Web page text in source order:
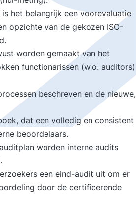
het belangrijk een voorevaluatie
opzichte van de gekozen ISO-
worden gemaakt van het
functionarissen (w.o. auditors)
beschreven en de nieuwe,
dat een volledig en consistent
beoordelaars.
worden interne audits
een eind-audit uit om er
door de certificerende